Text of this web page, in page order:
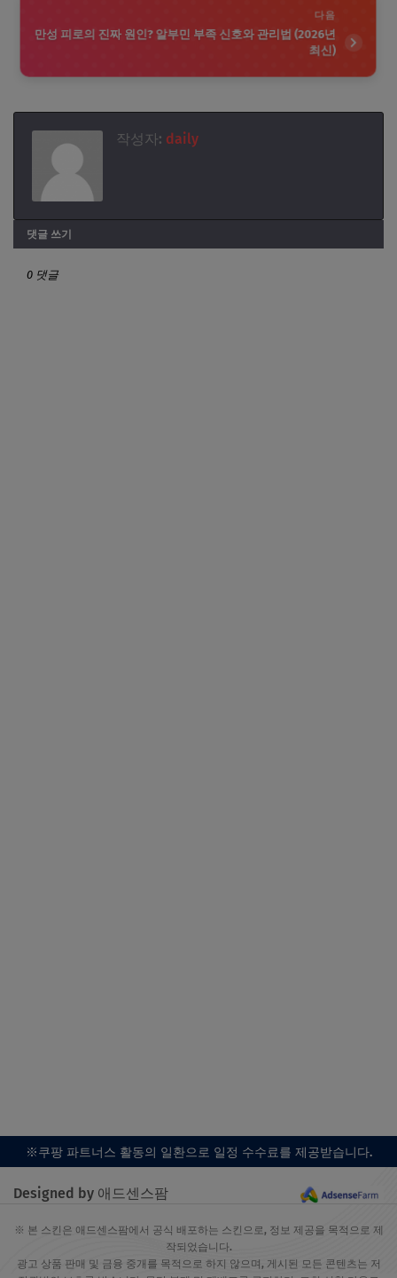
다음
만성 피로의 진짜 원인? 알부민 부족 신호와 관리법 (2026년
최신)
작성자: daily
댓글 쓰기
0 댓글
※쿠팡 파트너스 활동의 일환으로 일정 수수료를 제공받습니다.
Designed by 애드센스팜
※ 본 스킨은 애드센스팜에서 공식 배포하는 스킨으로, 정보 제공을 목적으로 제
작되었습니다.
광고 상품 판매 및 금융 중개를 목적으로 하지 않으며, 게시된 모든 콘텐츠는 저